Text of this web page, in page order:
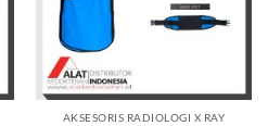
AKSESORIS RADIOLOGI X RAY